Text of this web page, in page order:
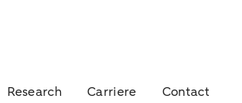
Research Carriere Contact